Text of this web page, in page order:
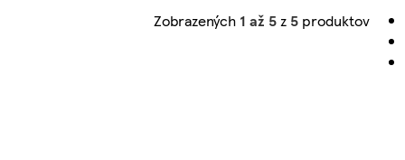
Zobrazených 1 až 5z 5produktov